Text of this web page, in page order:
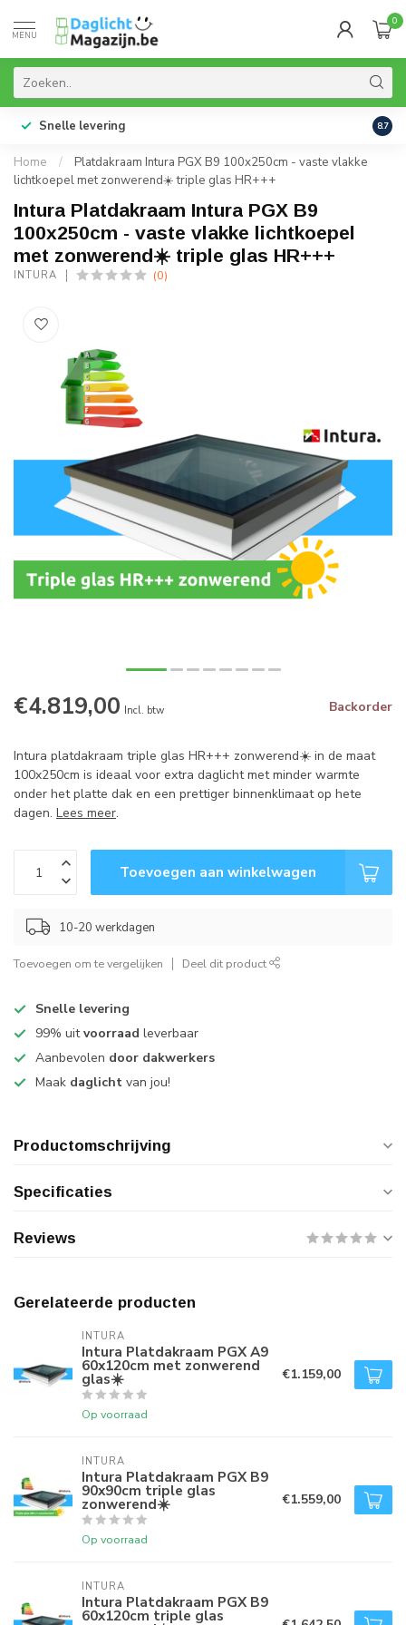
MENU
0
Snelle levering 99%
8.7
Home /
Platdakraam Intura PGX B9 100x250cm - vaste vlakke
lichtkoepel met zonwerend☀️ triple glas HR+++
Intura Platdakraam Intura PGX B9
100x250cm - vaste vlakke lichtkoepel
met zonwerend☀️ triple glas HR+++
INTURA (0)
€4.819,00 Incl. btw Backorder
Intura platdakraam triple glas HR+++ zonwerend☀️ in de maat
100x250cm is ideaal voor extra daglicht met minder warmte
onder het platte dak en een prettiger binnenklimaat op hete
dagen. Lees meer.
Toevoegen aan winkelwagen
10-20 werkdagen
Toevoegen om te vergelijken Deel dit product
Snelle levering
99% uitvoorraad leverbaar
Aanbevolen door dakwerkers
Maak daglicht van jou!
Productomschrijving
Specificaties
Reviews
Gerelateerde producten
INTURA
Intura Platdakraam PGX A9
60x120cm met zonwerend
glas☀️
Op voorraad
€1.159,00
INTURA
Intura Platdakraam PGX B9
90x90cm triple glas
zonwerend☀️
Op voorraad
€1.559,00
INTURA
Intura Platdakraam PGX B9
60x120cm triple glas